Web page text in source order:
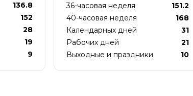
136.8
152
28
19
9
36-часовая неделя
151.2
40-часовая неделя
168
Календарных дней
31
Рабочих дней
21
Выходные и праздники
10